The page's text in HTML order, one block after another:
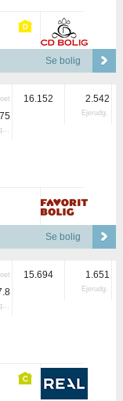
Se bolig
Vægtet
16.152 2.542
Ejerudg.
Se bolig
Vægtet
15.694 1.651
Ejerudg.